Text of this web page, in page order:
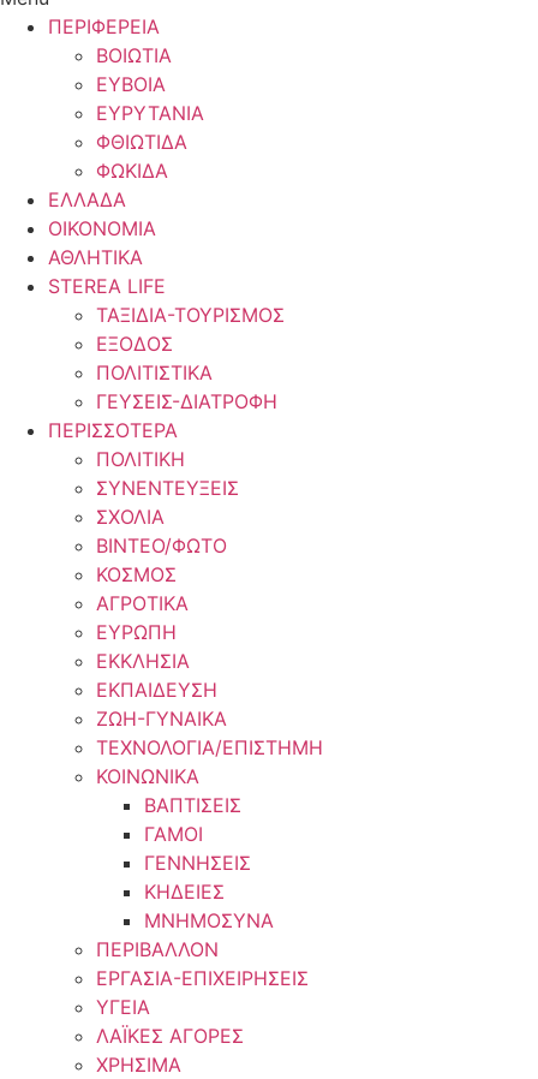
ΠΕΡΙΦΕΡΕΙΑ
ΒΟΙΩΤΙΑ
ΕΥΒΟΙΑ
ΕΥΡΥΤΑΝΙΑ
ΦΘΙΩΤΙΔΑ
ΦΩΚΙΔΑ
ΕΛΛΑΔΑ
ΟΙΚΟΝΟΜΙΑ
ΑΘΛΗΤΙΚΑ
STEREA LIFE
ΤΑΞΙΔΙΑ-ΤΟΥΡΙΣΜΟΣ
ΕΞΟΔΟΣ
ΠΟΛΙΤΙΣΤΙΚΑ
ΓΕΥΣΕΙΣ-ΔΙΑΤΡΟΦΗ
ΠΕΡΙΣΣΟΤΕΡΑ
ΠΟΛΙΤΙΚΗ
ΣΥΝΕΝΤΕΥΞΕΙΣ
ΣΧΟΛΙΑ
ΒΙΝΤΕΟ/ΦΩΤΟ
ΚΟΣΜΟΣ
ΑΓΡΟΤΙΚΑ
ΕΥΡΩΠΗ
ΕΚΚΛΗΣΙΑ
ΕΚΠΑΙΔΕΥΣΗ
ΖΩΗ-ΓΥΝΑΙΚΑ
ΤΕΧΝΟΛΟΓΙΑ/ΕΠΙΣΤΗΜΗ
ΚΟΙΝΩΝΙΚΑ
ΒΑΠΤΙΣΕΙΣ
ΓΑΜΟΙ
ΓΕΝΝΗΣΕΙΣ
ΚΗΔΕΙΕΣ
ΜΝΗΜΟΣΥΝΑ
ΠΕΡΙΒΑΛΛΟΝ
ΕΡΓΑΣΙΑ-ΕΠΙΧΕΙΡΗΣΕΙΣ
ΥΓΕΙΑ
ΛΑΪΚΕΣ ΑΓΟΡΕΣ
ΧΡΗΣΙΜΑ